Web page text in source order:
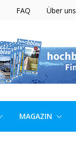
FAQ Über uns
MAGAZIN